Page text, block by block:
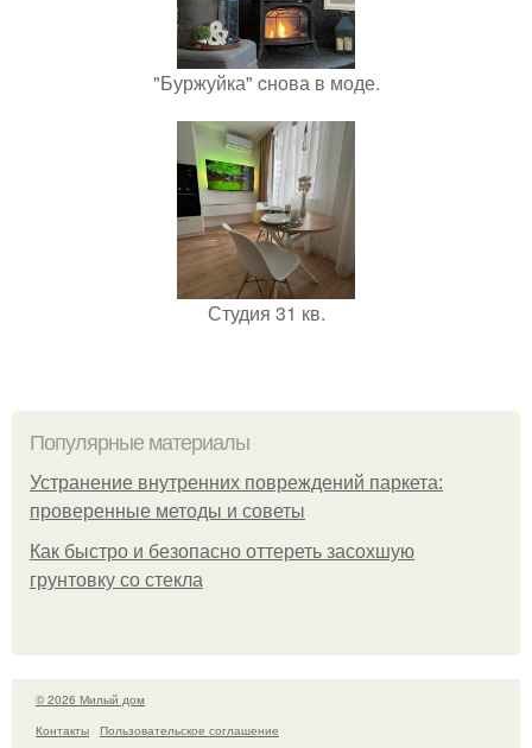
"Буржуйка" cнова в моде.
Студия 31 кв.
Популярные материалы
Устранение внутренних повреждений паркета:
проверенные методы и советы
Как быстро и безопасно оттереть засохшую
грунтовку со стекла
© 2026 Милый дом
Контакты
Пользовательское соглашение